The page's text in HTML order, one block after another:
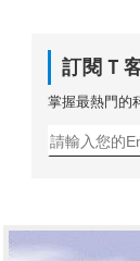
訂閱Ｔ
掌握最熱門的